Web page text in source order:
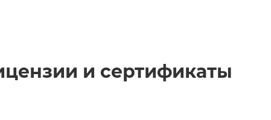
и сертификаты